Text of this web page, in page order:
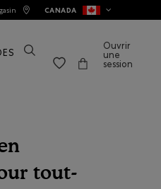
CANADA
Ouvrir
une
session
tout-